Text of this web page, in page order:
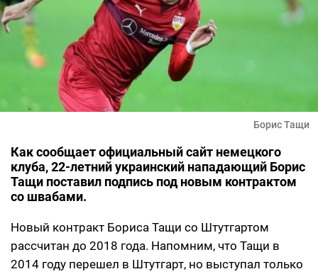
Борис Тащи
Как сообщает официальный сайт немецкого
клуба, 22-летний украинский нападающий Борис
Тащи поставил подпись под новым контрактом
со швабами.
Новый контракт Бориса Тащи со Штутгартом
рассчитан до 2018 года. Напомним, что Тащи в
2014 году перешел в Штутгарт, но выступал только